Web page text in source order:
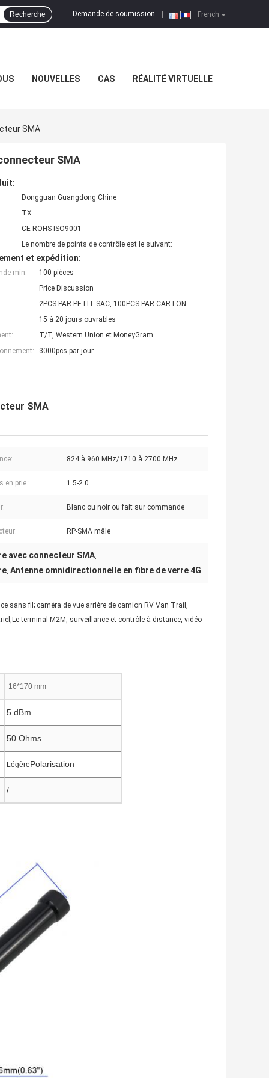
French
Demande de soumission
Recherche
NOUVELLES CAS RÉALITÉ VIRTUELLE
SMA
SMA
Dongguan Guangdong Chine
TX
CE ROHS ISO9001
Le nombre de points de contrôle est le suivant:
et expédition:
min:
100 pièces
Price Discussion
2PCS PAR PETIT SAC, 100PCS PAR CARTON
15 à 20 jours ouvrables
T/T, Western Union et MoneyGram
3000pcs par jour
SMA
824 à 960 MHz/1710 à 2700 MHz
en prie.: 1.5-2.0
Blanc ou noir ou fait sur commande
RP-SMA mâle
avec connecteur SMA,
, Antenne omnidirectionnelle en fibre de verre 4G
sans fil; caméra de vue arrière de camion RV Van Trail,
terminal M2M, surveillance et contrôle à distance, vidéo
16*170 mm
5 dBm
50 Ohms
LégèrePolarisation
/